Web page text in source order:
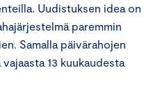
Uudistuksen idea on
paremmin
Samalla päivärahojen
13 kuukaudesta